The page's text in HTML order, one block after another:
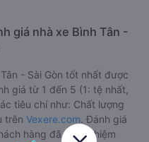
giá nhà xe Bình Tân -
- Sài Gòn tốt nhất được
giá từ 1 đến 5 (1: tệ nhất,
tiêu chí như: Chất lượng
trên Vexere.com. Đánh giá
hàng đã trải nghiệm